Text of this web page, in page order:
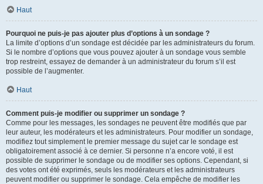
Haut
Pourquoi ne puis-je pas ajouter plus d’options à un sondage ?
La limite d’options d’un sondage est décidée par les administrateurs du forum.
Si le nombre d’options que vous pouvez ajouter à un sondage vous semble
trop restreint, essayez de demander à un administrateur du forum s’il est
possible de l’augmenter.
Haut
Comment puis-je modifier ou supprimer un sondage ?
Comme pour les messages, les sondages ne peuvent être modifiés que par
leur auteur, les modérateurs et les administrateurs. Pour modifier un sondage,
modifiez tout simplement le premier message du sujet car le sondage est
obligatoirement associé à ce dernier. Si personne n’a encore voté, il est
possible de supprimer le sondage ou de modifier ses options. Cependant, si
des votes ont été exprimés, seuls les modérateurs et les administrateurs
peuvent modifier ou supprimer le sondage. Cela empêche de modifier les